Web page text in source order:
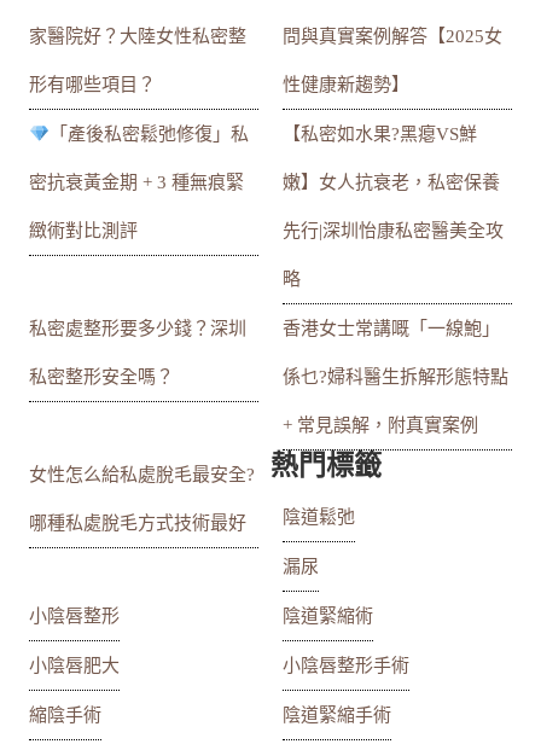
家醫院好？大陸女性私密整
形有哪些項目？
問與真實案例解答【2025女
性健康新趨勢】
「產後私密鬆弛修復」私
密抗衰黃金期 + 3 種無痕緊
緻術對比測評
【私密如水果?黑瘪VS鮮
嫩】女人抗衰老，私密保養
先行|深圳怡康私密醫美全攻
略
私密處整形要多少錢？深圳
私密整形安全嗎？
香港女士常講嘅「一線鮑」
係乜?婦科醫生拆解形態特點
+ 常見誤解，附真實案例
女性怎么給私處脫毛最安全?
哪種私處脫毛方式技術最好
熱門標籤
陰道鬆弛
漏尿
小陰唇整形 陰道緊縮術
小陰唇肥大 小陰唇整形手術
縮陰手術 陰道緊縮手術